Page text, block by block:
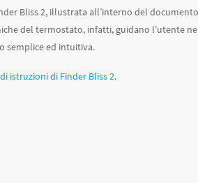
Bliss 2, illustrata all’interno del
del termostato, infatti, guidano l’utente
semplice ed intuitiva.
istruzioni di Finder Bliss 2.